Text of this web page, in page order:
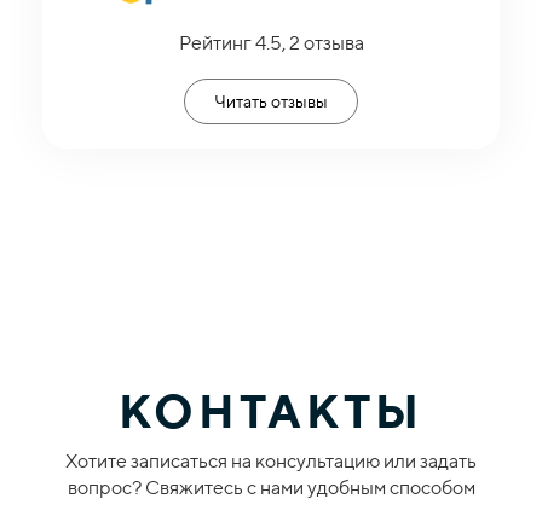
Рейтинг 4.5, 2 отзыва
Читать отзывы
КОНТАКТЫ
Хотите записаться на консультацию или задать
вопрос? Свяжитесь с нами удобным способом